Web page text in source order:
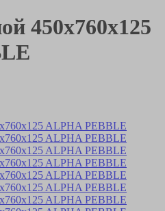
450x760x125